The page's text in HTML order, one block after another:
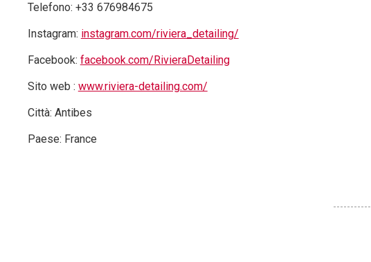
Telefono: +33 676984675
Instagram: instagram.com/riviera_detailing/
Facebook: facebook.com/RivieraDetailing
Sito web : www.riviera-detailing.com/
Città: Antibes
Paese: France